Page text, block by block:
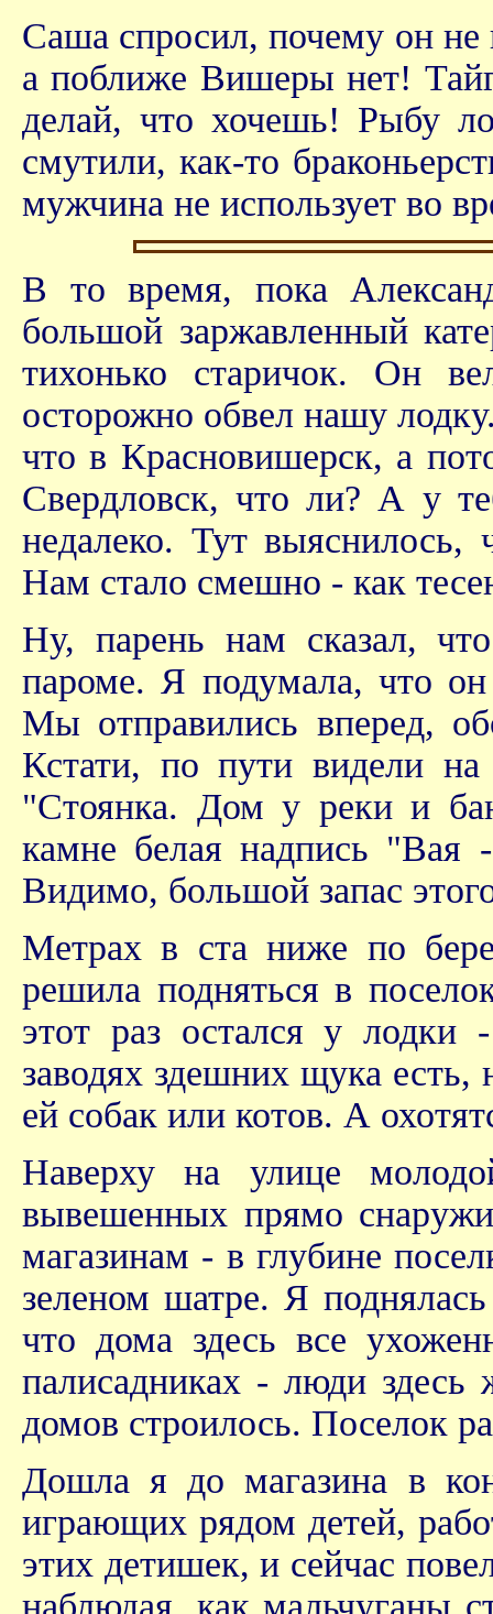
Саша спросил, почему он не
а поближе Вишеры нет!
делай, что хочешь! Рыбу
смутили, как-то
мужчина не использует во
В то время, пока
большой заржавленный
тихонько старичок. Он
осторожно обвел нашу
что в Красновишерск, а
Свердловск, что ли? А у
недалеко. Тут выяснилось,
Нам стало смешно - как
Ну, парень нам сказал,
пароме. Я подумала, что
Мы отправились вперед,
Кстати, по пути видели
"Стоянка. Дом у реки и
камне белая надпись "Вая
Видимо, большой запас
Метрах в ста ниже по
решила подняться в
этот раз остался у лодки
заводях здешних щука
ей собак или котов. А
Наверху на улице
вывешенных прямо
магазинам - в глубине
зеленом шатре. Я
что дома здесь все
палисадниках - люди
домов строилось. Поселок
Дошла я до магазина в
играющих рядом детей,
этих детишек, и сейчас
наблюдая, как мальчуганы